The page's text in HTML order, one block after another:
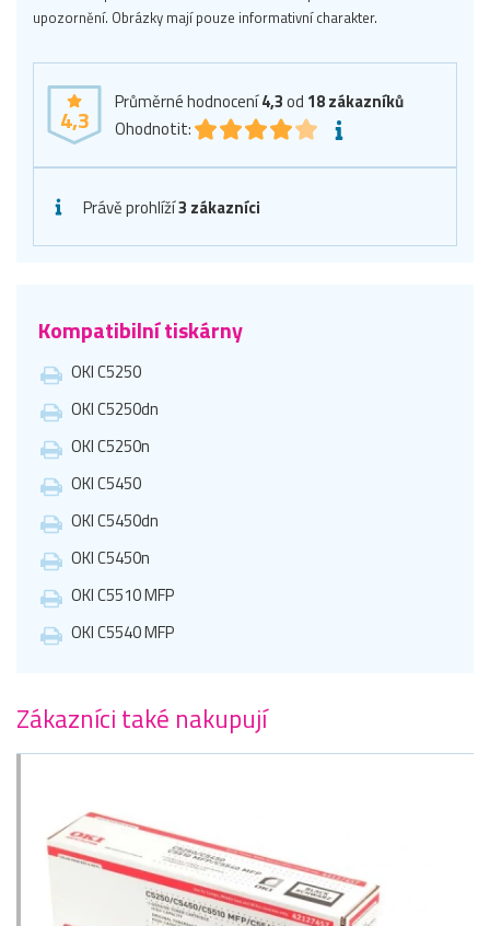
upozornění. Obrázky mají pouze informativní charakter.
4,3
Průměrné hodnocení4,3od 18zákazníků
Ohodnotit:
Právě prohlíží3 zákazníci
Kompatibilní tiskárny
OKI C5250
OKI C5250dn
OKI C5250n
OKI C5450
OKI C5450dn
OKI C5450n
OKI C5510 MFP
OKI C5540 MFP
Zákazníci také nakupují